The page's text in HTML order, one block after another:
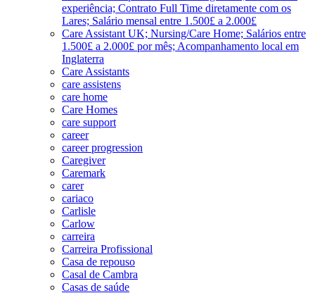
experiência; Contrato Full Time diretamente com os
Lares; Salário mensal entre 1.500£ a 2.000£
Care Assistant UK; Nursing/Care Home; Salários entre
1.500£ a 2.000£ por mês; Acompanhamento local em
Inglaterra
Care Assistants
care assistens
care home
Care Homes
care support
career
career progression
Caregiver
Caremark
carer
cariaco
Carlisle
Carlow
carreira
Carreira Profissional
Casa de repouso
Casal de Cambra
Casas de saúde